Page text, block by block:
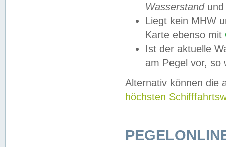
Wasserstandund
Liegt kein MHW
Karte ebenso mit
Ist der aktuelle
am Pegel vor,
Alternativ können die
höchsten